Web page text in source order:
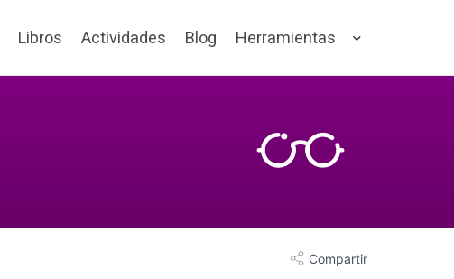
Libros Actividades Blog Herramientas
Compartir